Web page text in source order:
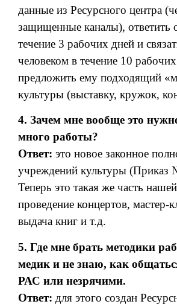
данные из Ресурсного центра
защищенные каналы), ответить
течение 3 рабочих дней и
человеком в течение 10
предложить ему подходящий
культуры (выставку, кружок,
4. Зачем мне вообще это
много работы?
Ответ: это новое законное
учреждений культуры (Приказ
Теперь это такая же часть
проведение концертов, мастер-
выдача книг и т.д.
5. Где мне брать методики
медик и не знаю, как
РАС или незрячими.
Ответ: для этого создан